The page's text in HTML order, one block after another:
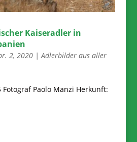
Kaiseradler in
2, 2020|Adlerbilder aus aller
Paolo Manzi Herkunft: